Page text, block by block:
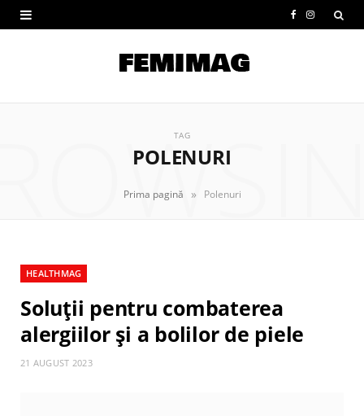
e
I
t
TAG
POLENURI
Prima pagină » Polenuri
HEALTHMAG
Soluții pentru combaterea
alergiilor și a bolilor de piele
21 AUGUST 2023